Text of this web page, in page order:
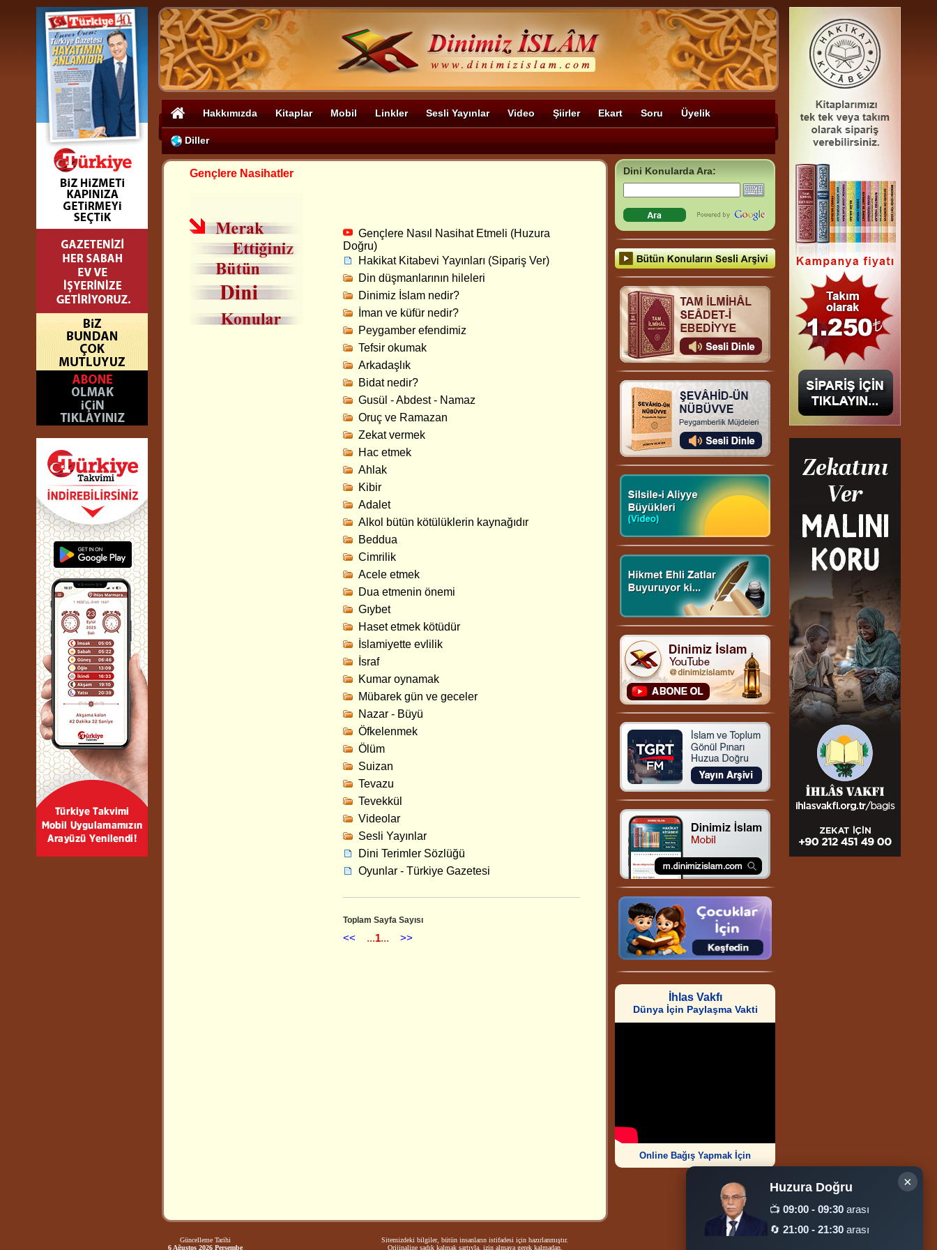
Hakkımızda Kitaplar Mobil Linkler Sesli Yayınlar Video Şiirler Ekart Soru Üyelik
Diller
Gençlere Nasihatler
Gençlere Nasıl Nasihat Etmeli (Huzura
Doğru)
Hakikat Kitabevi Yayınları (Sipariş Ver)
Din düşmanlarının hileleri
Dinimiz İslam nedir?
İman ve küfür nedir?
Peygamber efendimiz
Tefsir okumak
Arkadaşlık
Bidat nedir?
Gusül - Abdest - Namaz
Oruç ve Ramazan
Zekat vermek
Hac etmek
Ahlak
Kibir
Adalet
Alkol bütün kötülüklerin kaynağıdır
Beddua
Cimrilik
Acele etmek
Dua etmenin önemi
Gıybet
Haset etmek kötüdür
İslamiyette evlilik
İsraf
Kumar oynamak
Mübarek gün ve geceler
Nazar - Büyü
Öfkelenmek
Ölüm
Suizan
Tevazu
Tevekkül
Videolar
Sesli Yayınlar
Dini Terimler Sözlüğü
Oyunlar - Türkiye Gazetesi
Toplam Sayfa Sayısı
<< ...1... >>
Dini Konularda Ara:
İhlas Vakfı
Dünya İçin Paylaşma Vakti
Online Bağış Yapmak İçin
Güncelleme Tarihi
6 Ağustos 2026 Perşembe
Sitemizdeki bilgiler, bütün insanların istifadesi için hazırlanmıştır.
Orijinaline sadık kalmak şartıyla, izin almaya gerek kalmadan,
×
Huzura Doğru
📺 09:00 - 09:30 arası
🔄 21:00 - 21:30 arası